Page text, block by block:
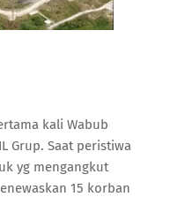
kali Wabub
Grup. Saat peristiwa
yg mengangkut
15 korban